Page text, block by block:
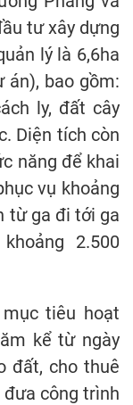
tư xây dựng
lý là 6,6ha
án), bao gồm:
ly, đất cây
Diện tích còn
năng để khai
vụ khoảng
từ ga đi tới ga
2.500
tiêu hoạt
kể từ ngày
đất, cho thuê
công trình